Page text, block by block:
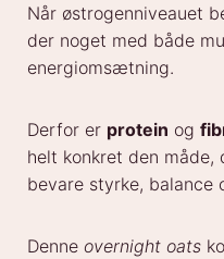
Når østrogenniveauet
der noget med både
energiomsætning.
Derfor er protein og
helt konkret den
bevare styrke, balance
Denne overnight oats